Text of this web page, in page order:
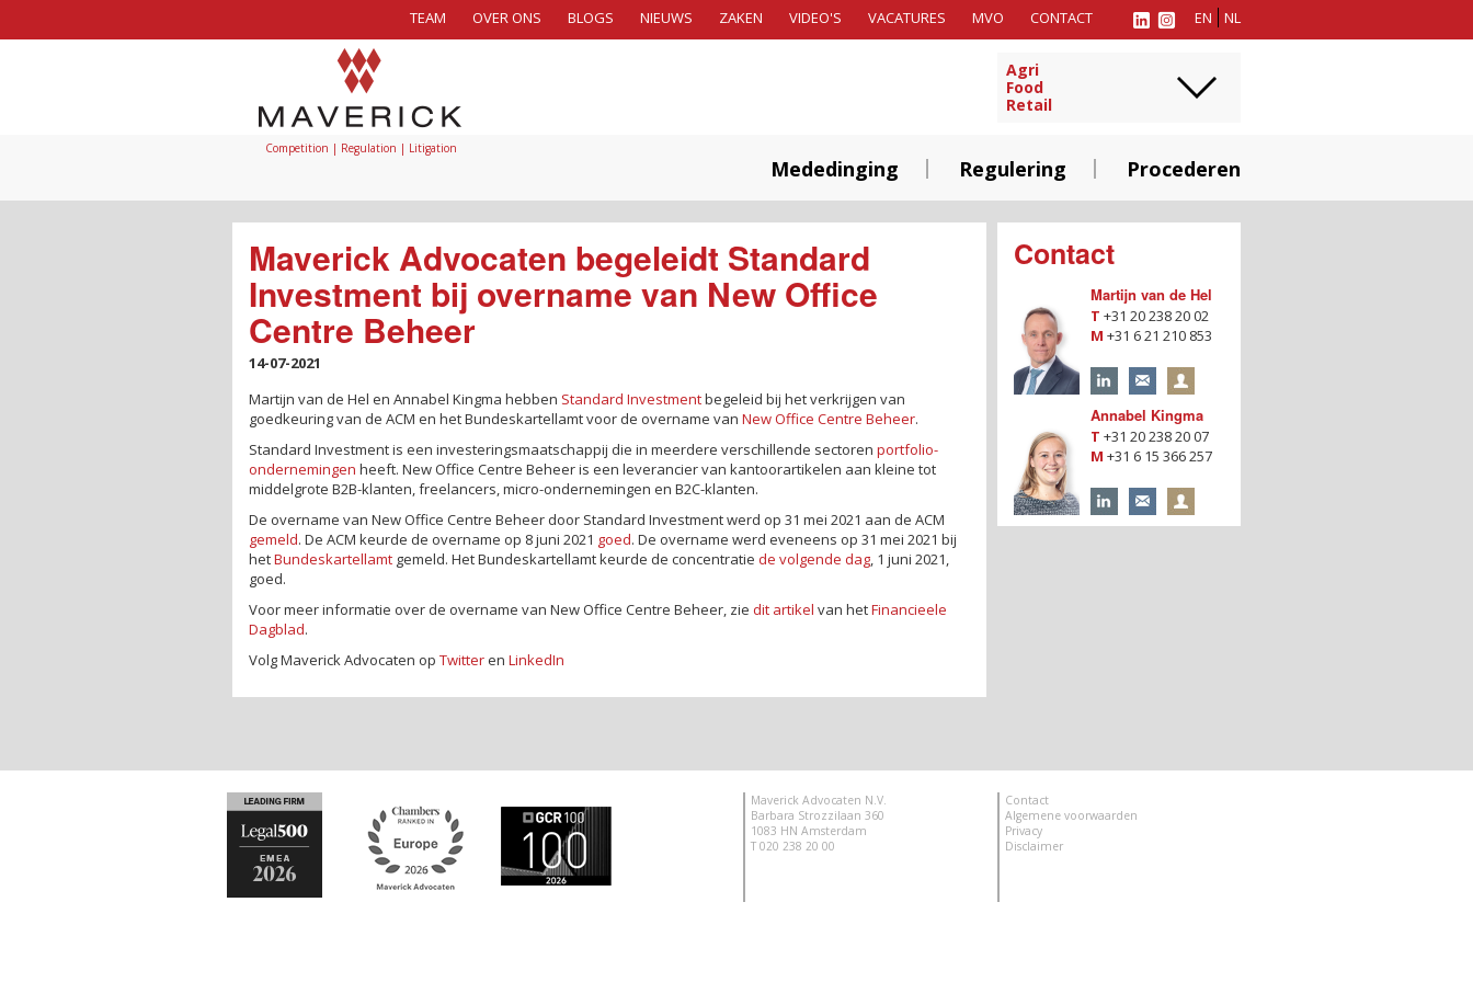
EN NL
TEAM OVER ONS BLOGS NIEUWS ZAKEN VIDEO'S VACATURES MVO CONTACT
Competition | Regulation | Litigation
Agri
Food
Retail
Mededinging Regulering Procederen
Maverick Advocaten begeleidt Standard
Investment bij overname van New Office
Centre Beheer
14-07-2021
Martijn van de Hel en Annabel Kingma hebben Standard Investmentbegeleid bij het verkrijgen van
goedkeuring van de ACM en het Bundeskartellamt voor de overname van New Office Centre Beheer.
Standard Investment is een investeringsmaatschappij die in meerdere verschillende sectoren portfolio-
ondernemingen heeft. New Office Centre Beheer is een leverancier van kantoorartikelen aan kleine tot
middelgrote B2B-klanten, freelancers, micro-ondernemingen en B2C-klanten.
De overname van New Office Centre Beheer door Standard Investment werd op 31 mei 2021 aan de ACM
gemeld. De ACM keurde de overname op 8 juni 2021 goed. De overname werd eveneens op 31 mei 2021 bij
hetBundeskartellamt gemeld. Het Bundeskartellamt keurde de concentratie de volgende dag , 1 juni 2021,
goed.
Voor meer informatie over de overname van New Office Centre Beheer, zie dit artikel van hetFinancieele
Dagblad.
Volg Maverick Advocaten op Twitteren LinkedIn
Contact
Martijn van de Hel
T +31 20 238 20 02
M +31 6 21 210 853
Annabel Kingma
T +31 20 238 20 07
M +31 6 15 366 257
Contact
Algemene voorwaarden
Privacy
Disclaimer
Maverick Advocaten N.V.
Barbara Strozzilaan 360
1083 HN Amsterdam
T 020 238 20 00